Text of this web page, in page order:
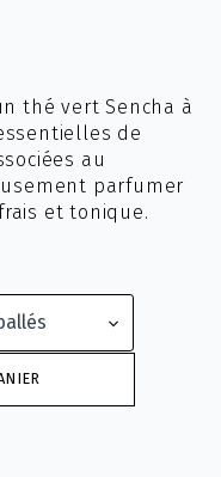
thé vert Sencha à
de
au
parfumer
et tonique.